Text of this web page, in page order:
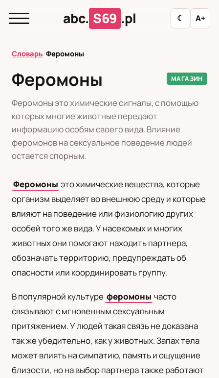
abc. S69 .pl ☾ A+
abc.
А
Л
М Н О П Р С Т
Ф
Ц Ш Э
Polski Русский
Українська
Словарь/Феромоны
Феромоны МАГАЗИН
Феромоны это химические сигналы, с помощью
которых многие животные передают
информацию особям своего вида. Влияние
феромонов на сексуальное поведение людей
остается спорным.
Феромоны это химические вещества, которые
организм выделяет во внешнюю среду и которые
влияют на поведение или физиологию других
особей того же вида. У насекомых и многих
животных они помогают находить партнера,
обозначать территорию, предупреждать об
опасности или координировать группу.
В популярной культуре феромоны часто
связывают с мгновенным сексуальным
притяжением. У людей такая связь не доказана
так же убедительно, как у животных. Запах тела
может влиять на симпатию, память и ощущение
близости, но на выбор партнера также работают